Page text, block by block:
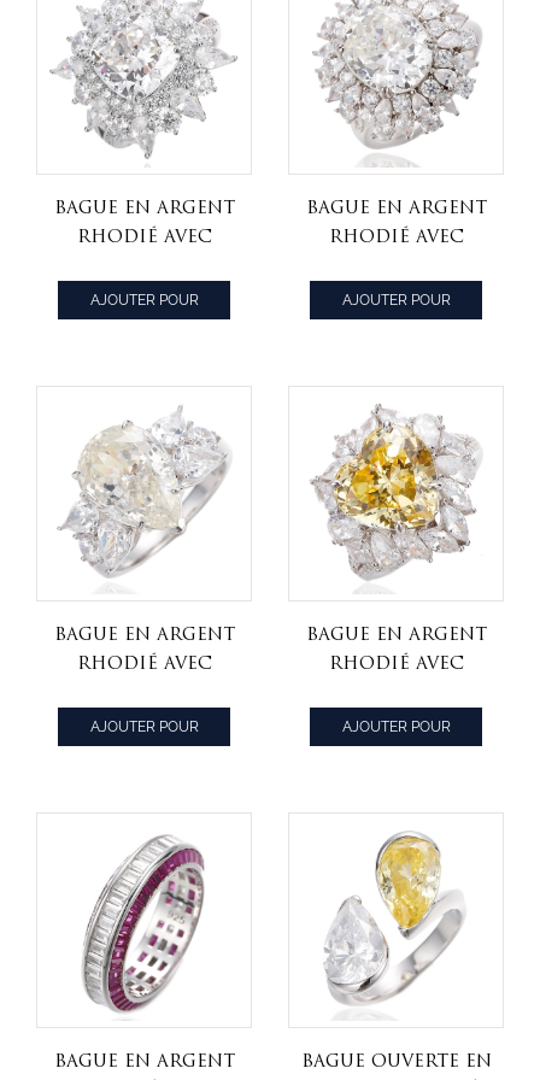
Bague en argent
rhodié avec
de couleur G et
zircon cubique
AJOUTER POUR
Bague en argent
rhodié avec
forme ovale,
couleur G et
blanc
AJOUTER POUR
Bague en argent
rhodié avec
forme de poire
de couleur G et
blanc
AJOUTER POUR
Bague en argent
rhodié avec
jaune et blanc
en forme de
AJOUTER POUR
Bague en argent
Bague ouverte en